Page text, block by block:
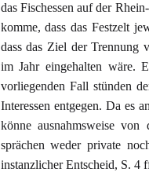
das Fischessen auf der
komme, dass das Festzelt
dass das Ziel der Trennung
im Jahr eingehalten wäre.
vorliegenden Fall stünden
Interessen entgegen. Da es
könne ausnahmsweise von
sprächen weder private
instanzlicher Entscheid, S. 4